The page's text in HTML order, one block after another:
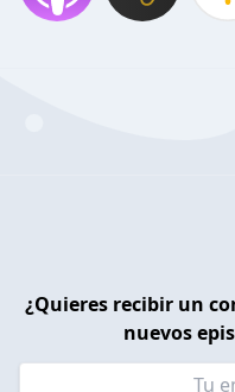
¿Quieres recibir un
nuevos